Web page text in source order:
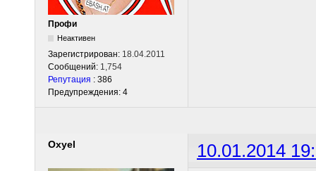
Профи
Неактивен
Зарегистрирован: 18.04.2011
Сообщений: 1,754
Репутация : 386
Предупреждения: 4
Oxyel 10.01.2014